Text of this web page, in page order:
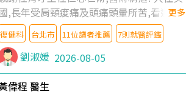
,長年受肩頸痠痛及頭痛頭暈所苦,看遍名醫
授,做了各種檢查,也嘗試過西醫打針,中醫
灸及物理徒手治療都沒有用,後來連吃到嗎
類止痛藥都效果有限,只是壓症狀,沒多久就
起來,多年失眠嚴重影響生活品質. 台灣親
介紹忠孝醫院杜育才主任是頸頭症候群專
更多
復健科 台北市 11位讀者推薦 7則就醫評鑑
劉淑媛 2026-08-05
偉程 醫生